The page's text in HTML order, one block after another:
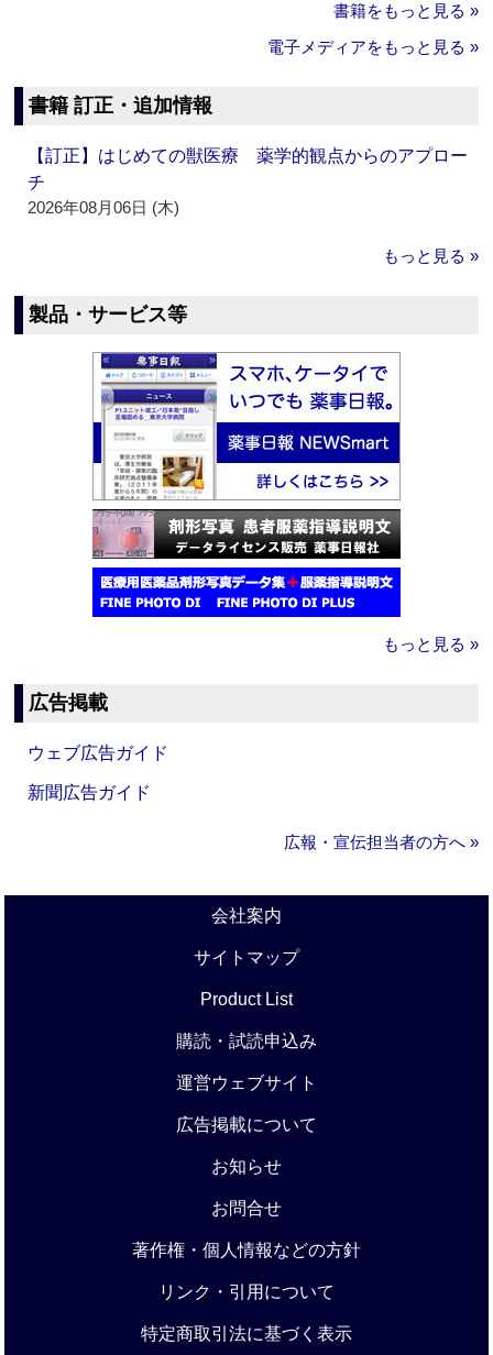
書籍をもっと見る »
電子メディアをもっと見る »
書籍 訂正・追加情報
【訂正】はじめての獣医療 薬学的観点からのアプロー
チ
2026年08月06日 (木)
もっと見る »
製品・サービス等
もっと見る »
広告掲載
ウェブ広告ガイド
新聞広告ガイド
広報・宣伝担当者の方へ »
会社案内
サイトマップ
Product List
購読・試読申込み
運営ウェブサイト
広告掲載について
お知らせ
お問合せ
著作権・個人情報などの方針
リンク・引用について
特定商取引法に基づく表示